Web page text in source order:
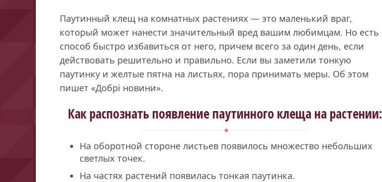
Паутинный клещ на комнатных растениях — это маленький враг,
который может нанести значительный вред вашим любимцам. Но есть
способ быстро избавиться от него, причем всего за один день, если
действовать решительно и правильно. Если вы заметили тонкую
паутинку и желтые пятна на листьях, пора принимать меры. Об этом
пишет «Добрі новини».
Как распознать появление паутинного клеща на растении:
На оборотной стороне листьев появилось множество небольших
светлых точек.
На частях растений появилась тонкая паутинка.